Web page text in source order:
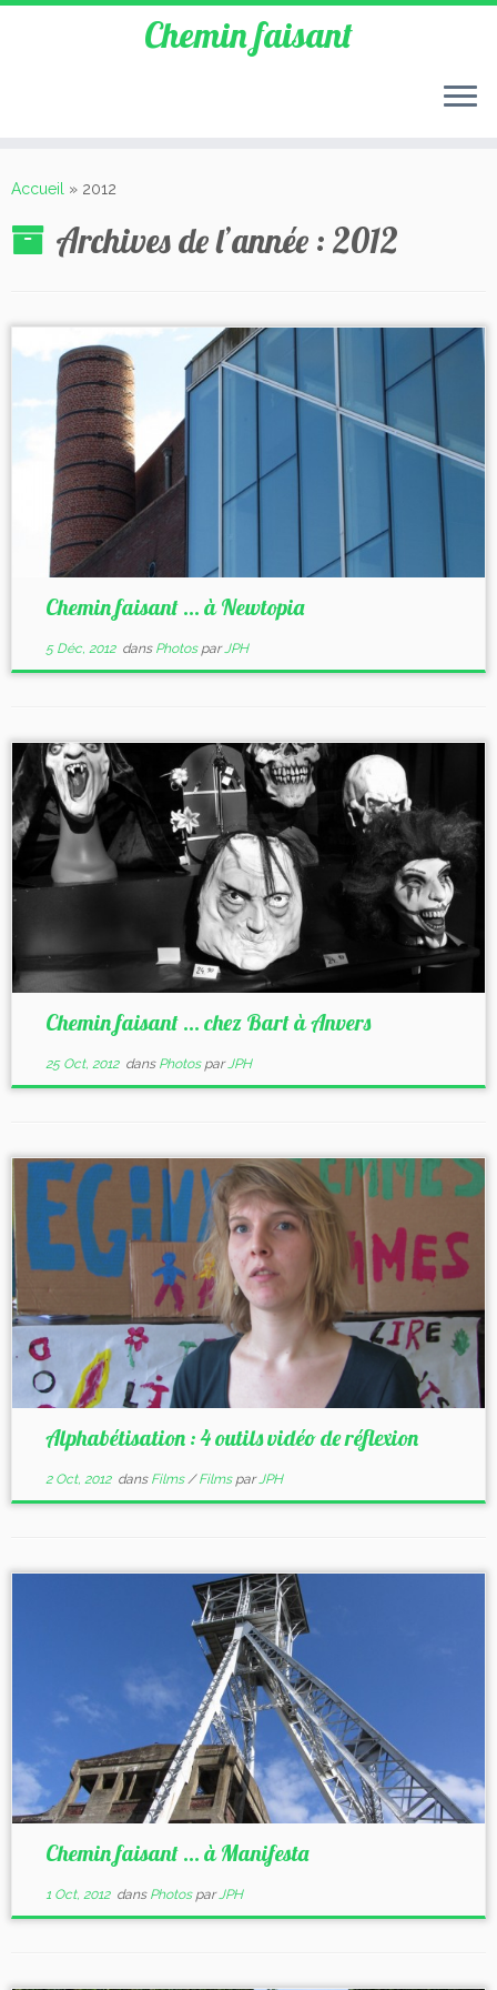
Chemin faisant
Accueil » 2012
Archives de l’année : 2012
Chemin faisant … à Newtopia
5 Déc, 2012dans Photos parJPH
Chemin faisant … chez Bart à Anvers
25 Oct, 2012dans Photos parJPH
Alphabétisation : 4 outils vidéo de réflexion
2 Oct, 2012dans Films/Films parJPH
Chemin faisant … à Manifesta
1 Oct, 2012dans Photos parJPH